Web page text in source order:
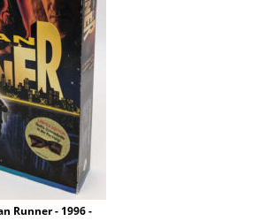
Runner - 1996 -